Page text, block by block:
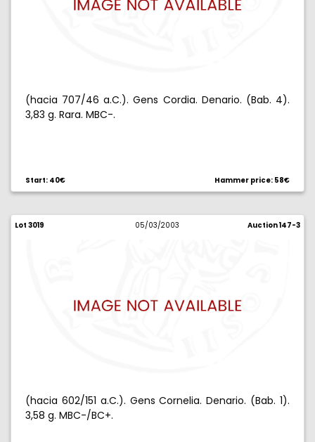
(hacia 707/46 a.C.). Gens Cordia. Denario. (Bab. 4).
3,83 g. Rara. MBC-.
Start: 40€ Hammer price: 58€
Lot 3019 05/03/2003 Auction 147-3
(hacia 602/151 a.C.). Gens Cornelia. Denario. (Bab. 1).
3,58 g. MBC-/BC+.